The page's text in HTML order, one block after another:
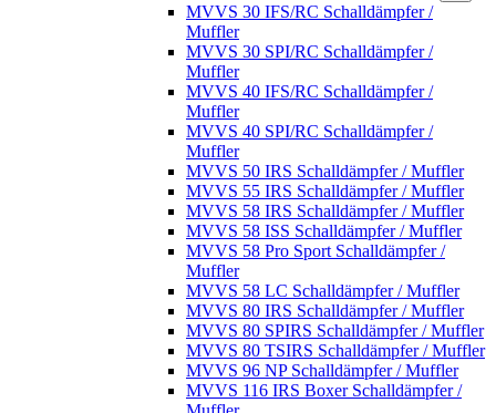
MVVS 30 IFS/RC Schalldämpfer /
Muffler
MVVS 30 SPI/RC Schalldämpfer /
Muffler
MVVS 40 IFS/RC Schalldämpfer /
Muffler
MVVS 40 SPI/RC Schalldämpfer /
Muffler
MVVS 50 IRS Schalldämpfer / Muffler
MVVS 55 IRS Schalldämpfer / Muffler
MVVS 58 IRS Schalldämpfer / Muffler
MVVS 58 ISS Schalldämpfer / Muffler
MVVS 58 Pro Sport Schalldämpfer /
Muffler
MVVS 58 LC Schalldämpfer / Muffler
MVVS 80 IRS Schalldämpfer / Muffler
MVVS 80 SPIRS Schalldämpfer / Muffler
MVVS 80 TSIRS Schalldämpfer / Muffler
MVVS 96 NP Schalldämpfer / Muffler
MVVS 116 IRS Boxer Schalldämpfer /